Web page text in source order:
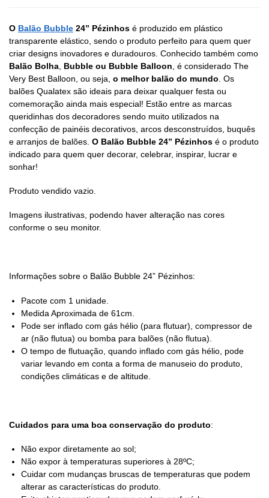
O Balão Bubble 24” Pézinhos é produzido em plástico
transparente elástico, sendo o produto perfeito para quem quer
criar designs inovadores e duradouros. Conhecido também como
Balão Bolha Bubble ou Bubble Balloon , é considerado The
Very Best Balloon, ou seja, o melhor balão do mundo . Os
balões Qualatex são ideais para deixar qualquer festa ou
comemoração ainda mais especial! Estão entre as marcas
queridinhas dos decoradores sendo muito utilizados na
confecção de painéis decorativos, arcos desconstruídos, buquês
e arranjos de balões. O Balão Bubble 24” Pézinhos é o produto
indicado para quem quer decorar, celebrar, inspirar, lucrar e
sonhar!
Produto vendido vazio.
Imagens ilustrativas, podendo haver alteração nas cores
conforme o seu monitor.
Informações sobre o Balão Bubble 24” Pézinhos:
Pacote com 1 unidade.
Medida Aproximada de 61cm.
Pode ser inflado com gás hélio (para flutuar), compressor de
ar (não flutua) ou bomba para balões (não flutua).
O tempo de flutuação, quando inflado com gás hélio, pode
variar levando em conta a forma de manuseio do produto,
condições climáticas e de altitude.
Cuidados para uma boa conservação do produto:
Não expor diretamente ao sol;
Não expor à temperaturas superiores à 28ºC;
Cuidar com mudanças bruscas de temperaturas que podem
alterar as características do produto.